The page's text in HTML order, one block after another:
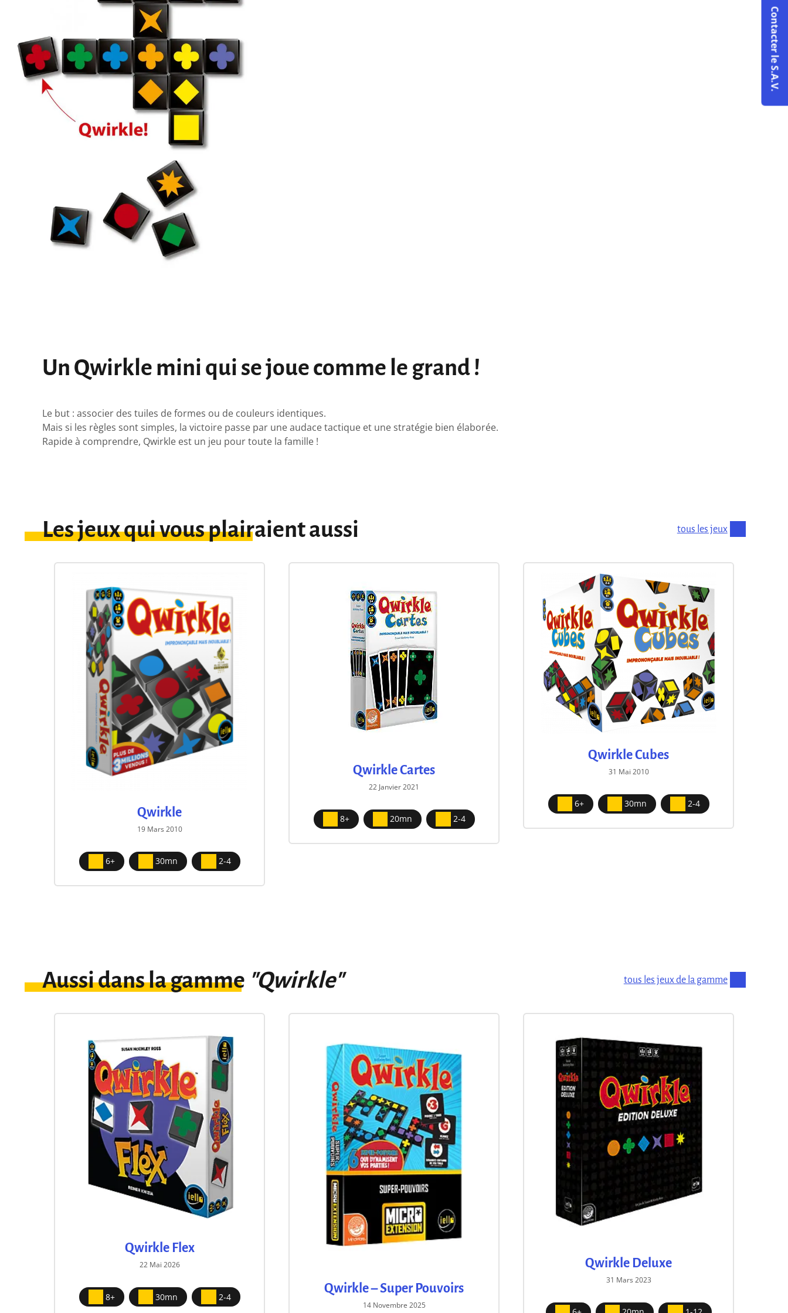
Un Qwirkle mini qui se joue comme le grand !
Le but : associer des tuiles de formes ou de couleurs identiques.
Mais si les règles sont simples, la victoire passe par une audace tactique et une stratégie bien élaborée.
Rapide à comprendre, Qwirkle est un jeu pour toute la famille !
Les jeux qui vous plairaient aussi tous les jeux
Qwirkle
19 Mars 2010
6+ 30mn 2-4
Qwirkle Cartes
22 Janvier 2021
8+ 20mn 2-4
Qwirkle Cubes
31 Mai 2010
6+ 30mn 2-4
Aussi dans la gamme "Qwirkle" tous les jeux de la gamme
Qwirkle Flex
22 Mai 2026
8+ 30mn 2-4
Qwirkle – Super Pouvoirs
14 Novembre 2025
Qwirkle Deluxe
31 Mars 2023
Contacter le S.A.V.